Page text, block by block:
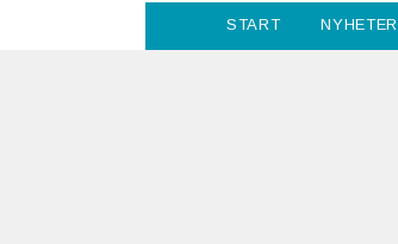
START NYHETER